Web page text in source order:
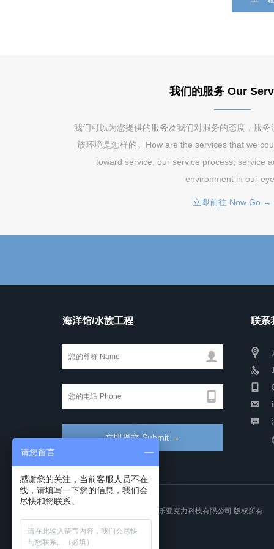
我们的服务 Our
我们可以为您提供的服务及我们对服务的态度，服
族环境是怎样的。How are the services that we
toward service, our service process, service
environment in our
立即前往 Now Go →
海洋馆/水族工程 联系
COPYRIGHT © 2021- 嘉兴米乐亚克力科技有限公司 版权所有
浙ICP备15045833号-2
请您留言
感谢您的关注，当前客服人员不在
线，请填写一下您的信息，我们会
尽快和您联系。